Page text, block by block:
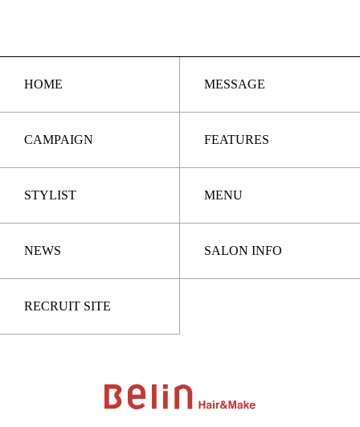
HOME MESSAGE
CAMPAIGN FEATURES
STYLIST MENU
NEWS SALON INFO
RECRUIT SITE